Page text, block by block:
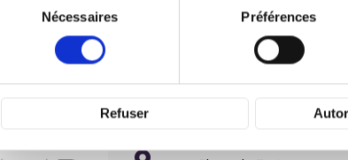
Nécessaires Préférences
Refuser
06 61 46 90 05